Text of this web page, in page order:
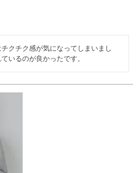
クチク感が気になってしまいまし
いるのが良かったです。